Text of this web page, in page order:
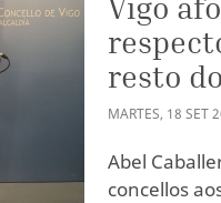
resto
MARTES, 18 SET
Abel
concellos